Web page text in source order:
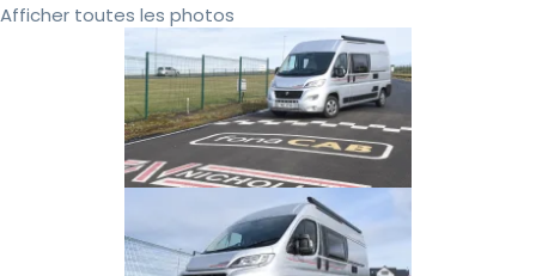
Afficher toutes les photos